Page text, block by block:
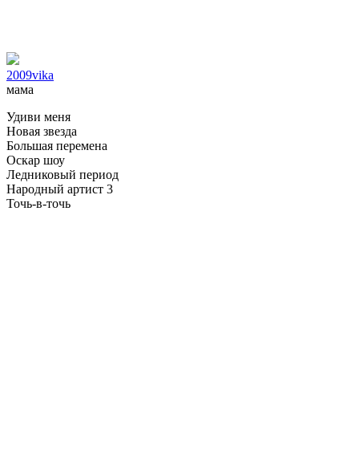
2009vika
мама
Удиви меня
Новая звезда
Большая перемена
Оскар шоу
Ледниковый период
Народный артист 3
Точь-в-точь